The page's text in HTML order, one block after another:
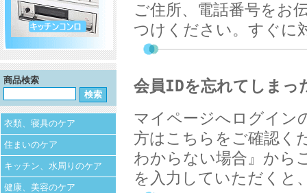
商品検索
衣類、寝具のケア
住まいのケア
キッチン、水周りのケア
健康、美容のケア
ご住所、電話番号をお
つけください。すぐに
会員IDを忘れてしまっ
マイページへログイン
方はこちらをご確認く
わからない場合』から
を入力していただくと